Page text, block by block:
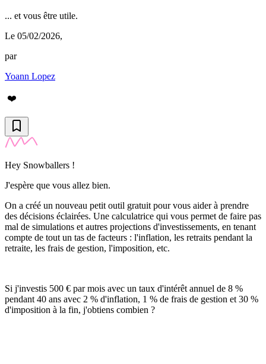
... et vous être utile.
Le 05/02/2026,
par
Yoann Lopez
❤️
Hey Snowballers !
J'espère que vous allez bien.
On a créé un nouveau petit outil gratuit pour vous aider à prendre
des décisions éclairées. Une calculatrice qui vous permet de faire pas
mal de simulations et autres projections d'investissements, en tenant
compte de tout un tas de facteurs : l'inflation, les retraits pendant la
retraite, les frais de gestion, l'imposition, etc.
Si j'investis 500 € par mois avec un taux d'intérêt annuel de 8 %
pendant 40 ans avec 2 % d'inflation, 1 % de frais de gestion et 30 %
d'imposition à la fin, j'obtiens combien ?